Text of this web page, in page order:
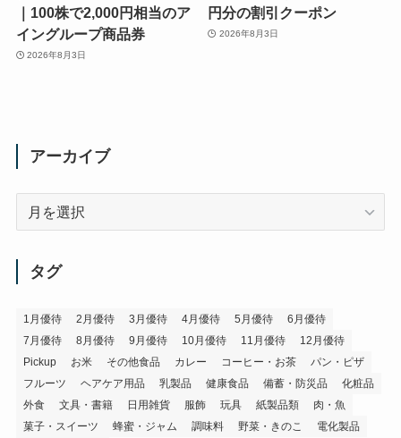
｜100株で2,000円相当のア
イングループ商品券
2026年8月3日
円分の割引クーポン
2026年8月3日
アーカイブ
タグ
1月優待 2月優待 3月優待 4月優待 5月優待
6月優待
7月優待
8月優待 9月優待 10月優待 11月優待
12月優待
Pickup
お米 その他食品 カレー コーヒー・お茶
パン・ピザ
フルーツ
ヘアケア用品 乳製品 健康食品 備蓄・防災品
化粧品
外食
文具・書籍 日用雑貨 服飾 玩具 紙製品類
肉・魚
菓子・スイーツ
蜂蜜・ジャム 調味料 野菜・きのこ
電化製品